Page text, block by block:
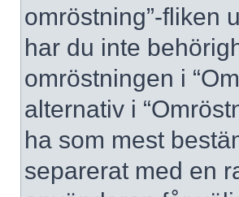
omröstning”-fliken
har du inte
omröstningen i
alternativ i
ha som mest
separerat med en